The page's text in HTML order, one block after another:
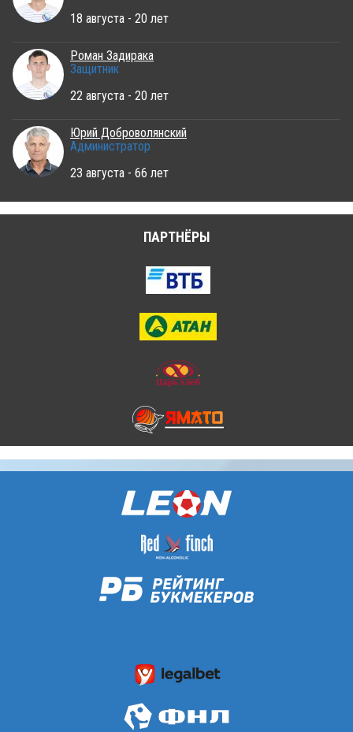
18 августа - 20 лет
Роман Задирака
Защитник
22 августа - 20 лет
Юрий Доброволянский
Администратор
23 августа - 66 лет
ПАРТНЁРЫ